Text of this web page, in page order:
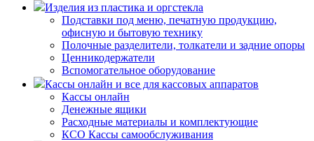
Изделия из пластика и оргстекла
Подставки под меню, печатную продукцию,
офисную и бытовую технику
Полочные разделители, толкатели и задние опоры
Ценникодержатели
Вспомогательное оборудование
Кассы онлайн и все для кассовых аппаратов
Кассы онлайн
Денежные ящики
Расходные материалы и комплектующие
КСО Кассы самообслуживания